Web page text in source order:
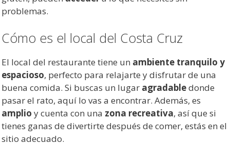
problemas.
Cómo es el local del Costa Cruz
El local del restaurante tiene un ambiente tranquilo y
espacioso, perfecto para relajarte y disfrutar de una
buena comida. Si buscas un lugar agradabledonde
pasar el rato, aquí lo vas a encontrar. Además, es
amplio y cuenta con una zona recreativa, así que si
tienes ganas de divertirte después de comer, estás en el
sitio adecuado.